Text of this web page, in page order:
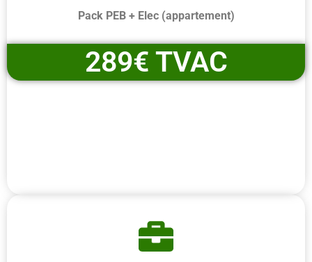
Pack PEB + Elec (appartement)
289€ TVAC